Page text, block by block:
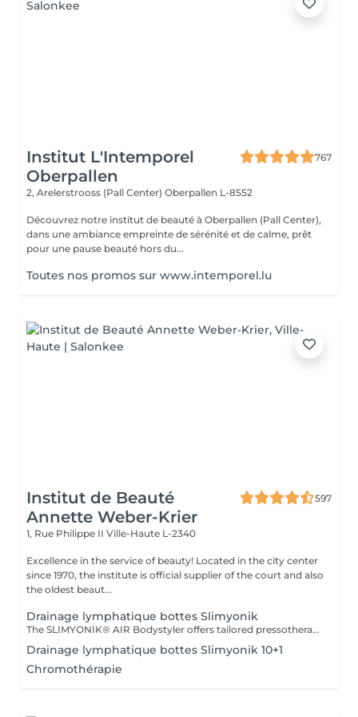
Institut L'Intemporel
Oberpallen
767
2, Arelerstrooss (Pall Center) Oberpallen L-8552
Découvrez notre institut de beauté à Oberpallen (Pall Center),
dans une ambiance empreinte de sérénité et de calme, prêt
pour une pause beauté hors du...
Toutes nos promos sur www.intemporel.lu
Institut de Beauté
Annette Weber-Krier
597
1, Rue Philippe II Ville-Haute L-2340
Excellence in the service of beauty! Located in the city center
since 1970, the institute is official supplier of the court and also
the oldest beaut...
Drainage lymphatique bottes Slimyonik
The SLIMYONIK® AIR Bodystyler offers tailored pressotherapeutic massages combined with the inhalation of oxygen-enriched air, which gently activates your lymphatic system, stimulates your metabolism and increases blood flow to your skin and fatty tissues. Specially designed pressure wave massages stimulate metabolism down to the deepest layers of connective tissue, triggering detoxification processes and allowing waste and fat deposits to be broken down, washed and eliminated. The Bodystyler with oxygen inhalation is at the heart of our approach. An active metabolism and plenty of oxygen are necessary for the breakdown of fats, because this allows the body to break down fatty acids and then expel most of them through the lungs. If you want to lose weight, you need healthy oxygen intake, reduced calories, and an active metabolism. Using the results of scientific research and the treatment methods developed accordingly, you can become healthier and slimmer in the long term.
Drainage lymphatique bottes Slimyonik 10+1
Chromothérapie